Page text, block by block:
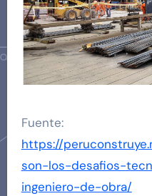
Fuente:
https://
son-los-desafios-
ingeniero-de-obra/